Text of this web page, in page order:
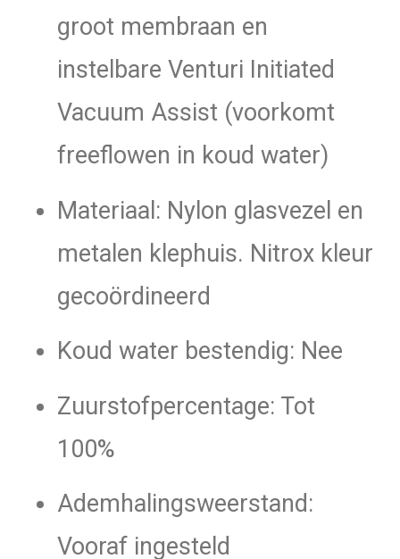
groot membraan en
instelbare Venturi Initiated
Vacuum Assist (voorkomt
freeflowen in koud water)
Materiaal: Nylon glasvezel en
metalen klephuis. Nitrox kleur
gecoördineerd
Koud water bestendig: Nee
Zuurstofpercentage: Tot
100%
Ademhalingsweerstand:
Vooraf ingesteld